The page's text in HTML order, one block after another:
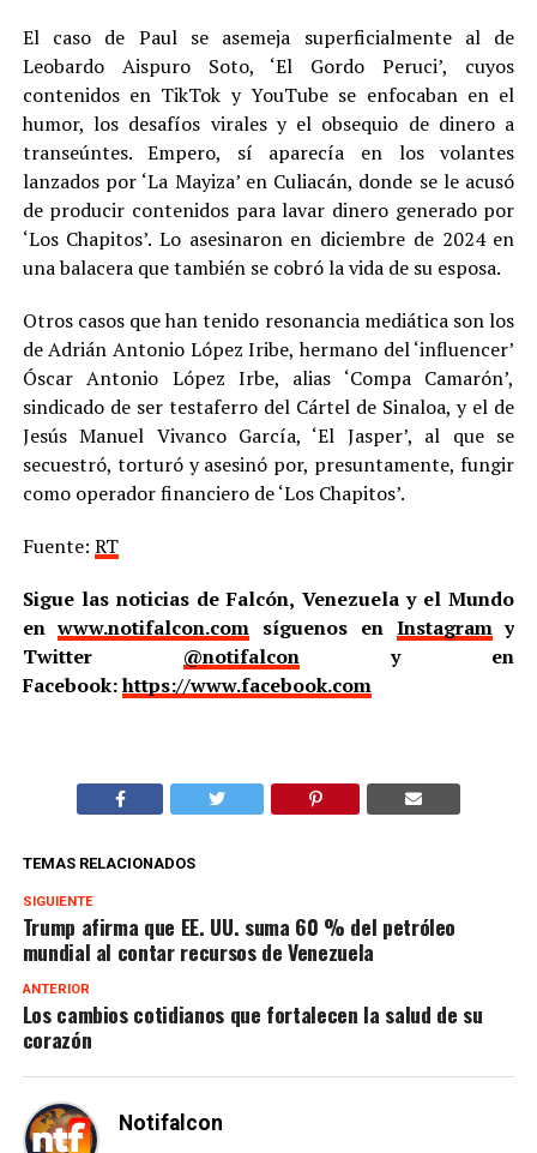
El caso de Paul se asemeja superficialmente al de
Leobardo Aispuro Soto, ‘El Gordo Peruci’, cuyos
contenidos en TikTok y YouTube se enfocaban en el
humor, los desafíos virales y el obsequio de dinero a
transeúntes. Empero, sí aparecía en los volantes
lanzados por ‘La Mayiza’ en Culiacán, donde se le acusó
de producir contenidos para lavar dinero generado por
‘Los Chapitos’. Lo asesinaron en diciembre de 2024 en
una balacera que también se cobró la vida de su esposa.
Otros casos que han tenido resonancia mediática son los
de Adrián Antonio López Iribe, hermano del ‘influencer’
Óscar Antonio López Irbe, alias ‘Compa Camarón’,
sindicado de ser testaferro del Cártel de Sinaloa, y el de
Jesús Manuel Vivanco García, ‘El Jasper’, al que se
secuestró, torturó y asesinó por, presuntamente, fungir
como operador financiero de ‘Los Chapitos’.
Fuente: RT
Sigue las noticias de Falcón, Venezuela y el Mundo
enwww.notifalcon.com síguenos en Instagramy
Twitter @notifalcony en
Facebook:https://www.facebook.com
TEMAS RELACIONADOS
SIGUIENTE
Trump afirma que EE. UU. suma 60 % del petróleo
mundial al contar recursos de Venezuela
ANTERIOR
Los cambios cotidianos que fortalecen la salud de su
corazón
Notifalcon